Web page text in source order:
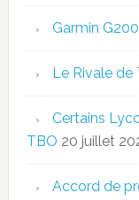
Garmin
Le Rivale de
Certains
TBO 20 juillet
Accord de